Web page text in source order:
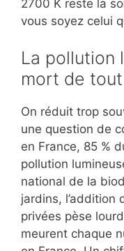
2700 K reste la
vous soyez celui
La pollution
mort de
On réduit trop
une question de
en France, 85 %
pollution
national de la
jardins, l’addition
privées pèse
meurent chaque